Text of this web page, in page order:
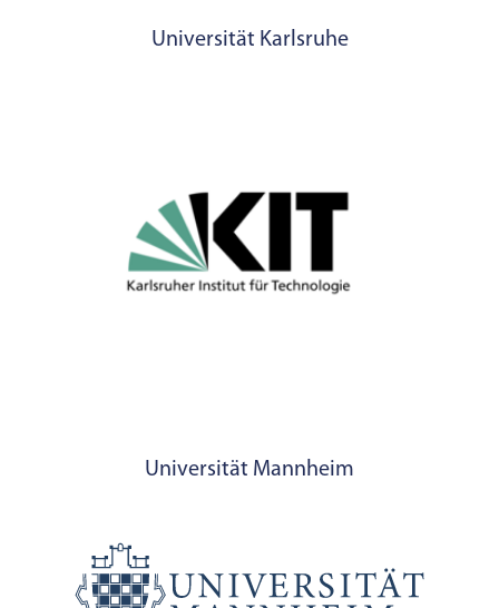
Universität Karlsruhe
Universität Mannheim